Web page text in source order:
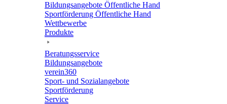
Bildungs­an­ge­bote Öffent­li­che Hand
Sport­för­de­rung Öffent­li­che Hand
Wett­be­werbe
Produkte
Bera­tungs­ser­vice
Bildungs­an­ge­bote
verein360
Sport- und Sozialangebote
Sport­för­de­rung
Service